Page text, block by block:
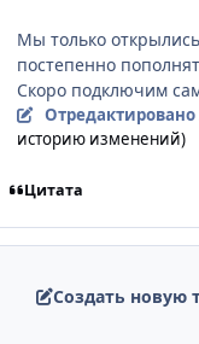
Мы только
постепенно
Скоро подключим
Отредактировано
историю изменений)
Цитата
Создать новую